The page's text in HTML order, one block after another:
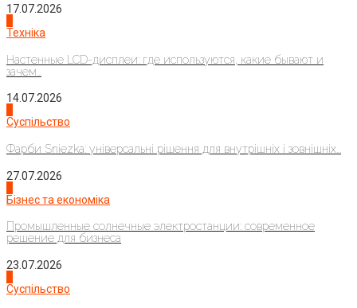
17.07.2026
Техніка
Настенные LCD-дисплеи: где используются, какие бывают и
зачем...
14.07.2026
Суспільство
Фарби Sniezka: універсальні рішення для внутрішніх і зовнішніх...
27.07.2026
Бізнес та економіка
Промышленные солнечные электростанции: современное
решение для бизнеса
23.07.2026
Суспільство